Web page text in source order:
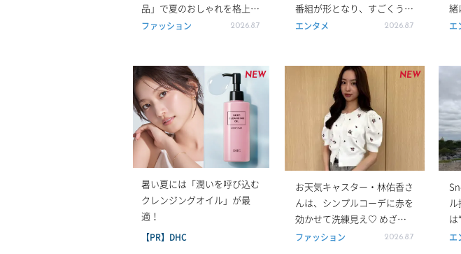
品」で夏のおしゃれを格上
げ！
ファッション 2026.8.7
番組が形となり、すごくうれ
しい」ひとり旅のロケスタイ
エンタメ 2026.8.7
緒
当
エ
暑い夏には「潤いを呼び込む
クレンジングオイル」が最
適！
【PR】DHC
NEW
お天気キャスター・林佑香さ
んは、シンプルコーデに赤を
効かせて洗練見え♡ めざま
しテレビ「きょう何着て行
ファッション 2026.8.7
は
山
エ